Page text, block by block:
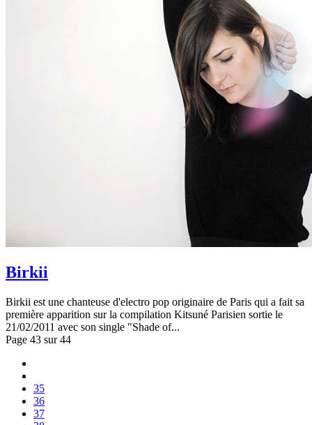
Birkii
Birkii est une chanteuse d'electro pop originaire de Paris qui a fait sa
première apparition sur la compilation Kitsuné Parisien sortie le
21/02/2011 avec son single "Shade of...
Page 43 sur 44
35
36
37